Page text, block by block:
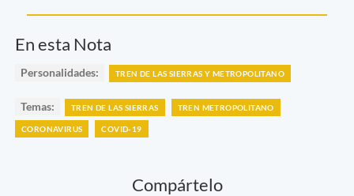
En esta Nota
Personalidades: TREN DE LAS SIERRAS Y METROPOLITANO
Temas: TREN DE LAS SIERRAS TREN METROPOLITANO
CORONAVIRUS COVID-19
Compártelo